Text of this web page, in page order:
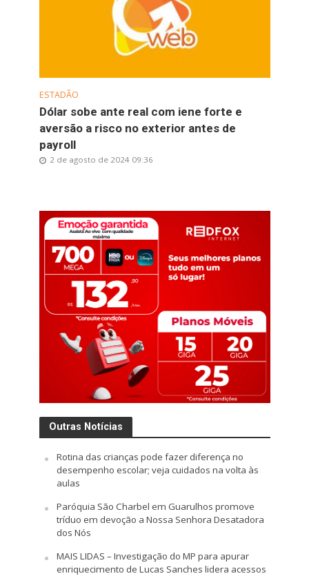
ESTADÃO
Dólar sobe ante real com iene forte e
aversão a risco no exterior antes de
payroll
2 de agosto de 2024 09:36
Outras Notícias
Rotina das crianças pode fazer diferença no
desempenho escolar; veja cuidados na volta às
aulas
Paróquia São Charbel em Guarulhos promove
tríduo em devoção a Nossa Senhora Desatadora
dos Nós
MAIS LIDAS – Investigação do MP para apurar
enriquecimento de Lucas Sanches lidera acessos